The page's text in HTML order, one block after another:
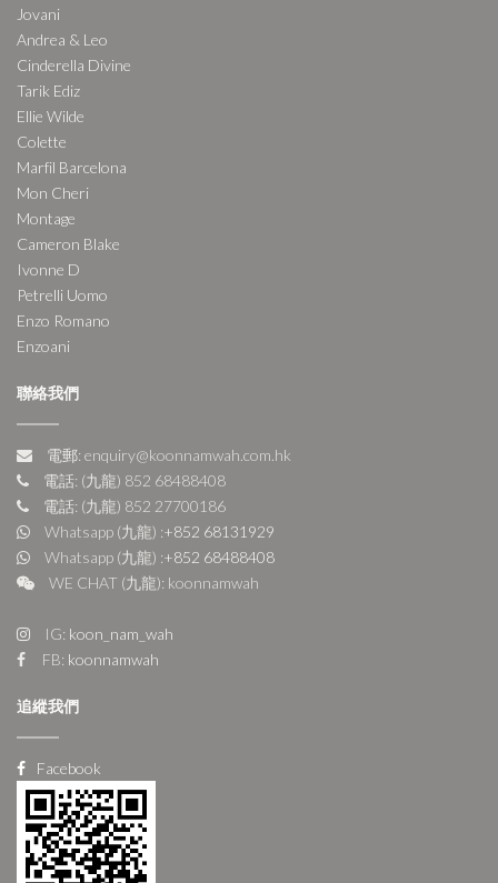
Jovani
Andrea & Leo
Cinderella Divine
Tarik Ediz
Ellie Wilde
Colette
Marfil Barcelona
Mon Cheri
Montage
Cameron Blake
Ivonne D
Petrelli Uomo
Enzo Romano
Enzoani
聯絡我們
電郵: enquiry@koonnamwah.com.hk
電話: (九龍) 852 68488408
電話: (九龍) 852 27700186
Whatsapp (九龍) :+852 68131929
Whatsapp (九龍) :+852 68488408
WE CHAT (九龍): koonnamwah
IG: koon_nam_wah
FB: koonnamwah
追縱我們
Facebook